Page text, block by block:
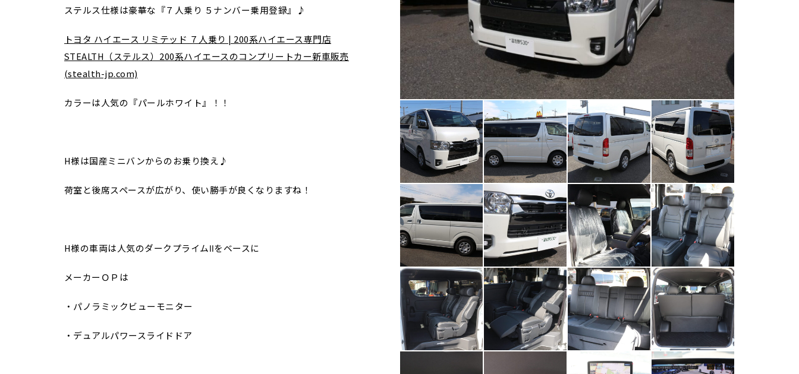
ステルス仕様は豪華な『７人乗り ５ナンバー乗用登録』♪
トヨタ ハイエース リミテッド ７人乗り | 200系ハイエース専門店
STEALTH（ステルス）200系ハイエースのコンプリートカー新車販売
(stealth-jp.com)
カラーは人気の『パールホワイト』！！
H様は国産ミニバンからのお乗り換え♪
荷室と後席スペースが広がり、使い勝手が良くなりますね！
H様の車両は人気のダークプライムⅡをベースに
メーカーＯＰは
・パノラミックビューモニター
・デュアルパワースライドドア